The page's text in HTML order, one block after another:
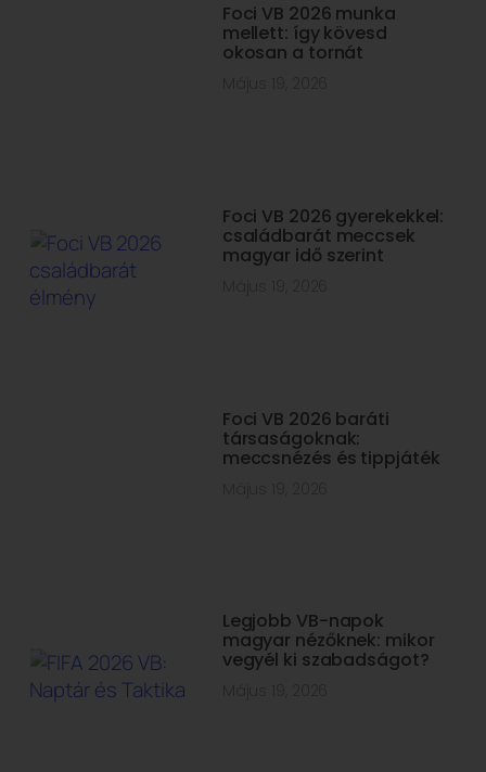
Foci VB 2026 munka
mellett: így kövesd
okosan a tornát
Foci VB 2026 gyerekekkel:
családbarát meccsek
magyar idő szerint
Foci VB 2026 baráti
társaságoknak:
meccsnézés és tippjáték
Legjobb VB-napok
magyar nézőknek: mikor
vegyél ki szabadságot?